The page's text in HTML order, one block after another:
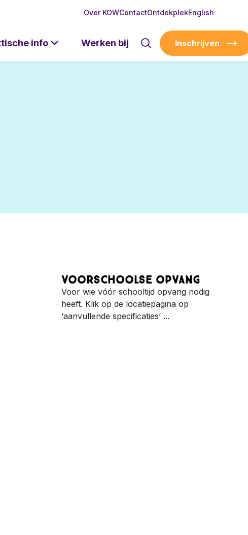
Over KOWContactOntdekplekEnglish
info Werken bij Inschrijven
Voorschoolse opvang
Voor wie vóór schooltijd opvang nodig
heeft. Klik op de locatiepagina op
‘aanvullende specificaties’ ...